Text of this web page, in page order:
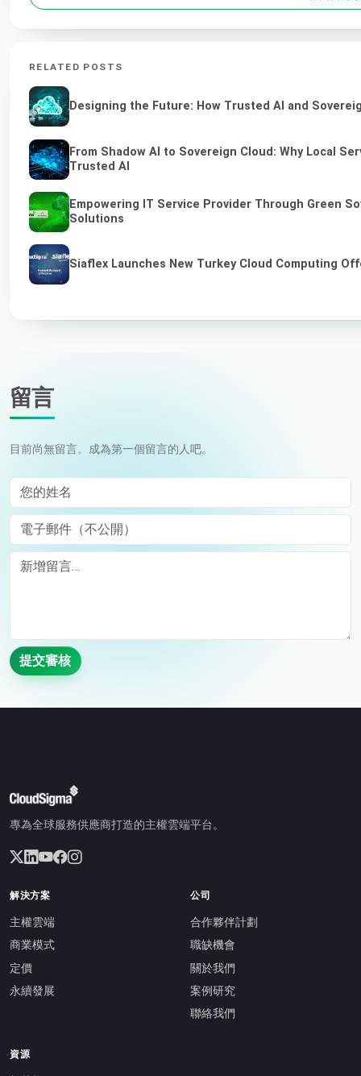
RELATED POSTS
Designing the Future: How Trusted AI and
From Shadow AI to Sovereign Cloud: Why Local
Trusted AI
Empowering IT Service Provider Through Green
Solutions
Siaflex Launches New Turkey Cloud Computing
留言
目前尚無留言。成為第一個留言的人吧。
您的姓名
電子郵件（不公開）
Comment
提交審核
專為全球服務供應商打造的主權雲端平台。
解決方案
主權雲端
商業模式
定價
永續發展
公司
合作夥伴計劃
職缺機會
關於我們
案例研究
聯絡我們
資源